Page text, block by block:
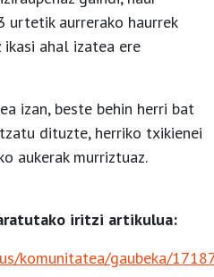
urtetik aurrerako haurrek
ikasi ahal izatea ere
izan, beste behin herri bat
dituzte, herriko txikienei
aukerak murriztuaz.
iritzi artikulua:
komunitatea/gaubeka/